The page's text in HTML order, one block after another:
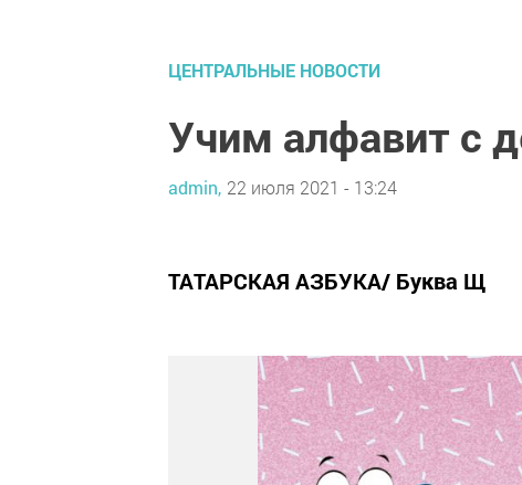
ЦЕНТРАЛЬНЫЕ НОВОСТИ
Учим алфавит с
admin, 22 июля 2021 - 13:24
ТАТАРСКАЯ АЗБУКА/ Буква Щ